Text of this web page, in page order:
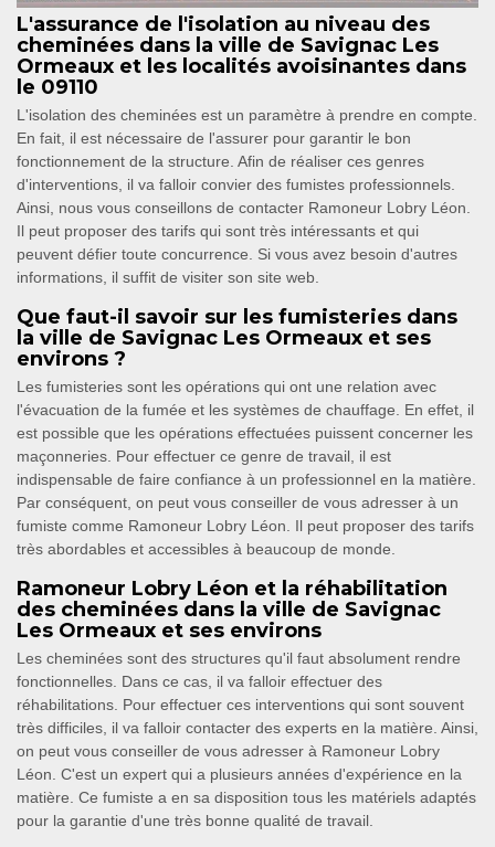
L'assurance de l'isolation au niveau des
cheminées dans la ville de Savignac Les
Ormeaux et les localités avoisinantes dans
le 09110
L'isolation des cheminées est un paramètre à prendre en compte.
En fait, il est nécessaire de l'assurer pour garantir le bon
fonctionnement de la structure. Afin de réaliser ces genres
d'interventions, il va falloir convier des fumistes professionnels.
Ainsi, nous vous conseillons de contacter Ramoneur Lobry Léon.
Il peut proposer des tarifs qui sont très intéressants et qui
peuvent défier toute concurrence. Si vous avez besoin d'autres
informations, il suffit de visiter son site web.
Que faut-il savoir sur les fumisteries dans
la ville de Savignac Les Ormeaux et ses
environs ?
Les fumisteries sont les opérations qui ont une relation avec
l'évacuation de la fumée et les systèmes de chauffage. En effet, il
est possible que les opérations effectuées puissent concerner les
maçonneries. Pour effectuer ce genre de travail, il est
indispensable de faire confiance à un professionnel en la matière.
Par conséquent, on peut vous conseiller de vous adresser à un
fumiste comme Ramoneur Lobry Léon. Il peut proposer des tarifs
très abordables et accessibles à beaucoup de monde.
Ramoneur Lobry Léon et la réhabilitation
des cheminées dans la ville de Savignac
Les Ormeaux et ses environs
Les cheminées sont des structures qu'il faut absolument rendre
fonctionnelles. Dans ce cas, il va falloir effectuer des
réhabilitations. Pour effectuer ces interventions qui sont souvent
très difficiles, il va falloir contacter des experts en la matière. Ainsi,
on peut vous conseiller de vous adresser à Ramoneur Lobry
Léon. C'est un expert qui a plusieurs années d'expérience en la
matière. Ce fumiste a en sa disposition tous les matériels adaptés
pour la garantie d'une très bonne qualité de travail.